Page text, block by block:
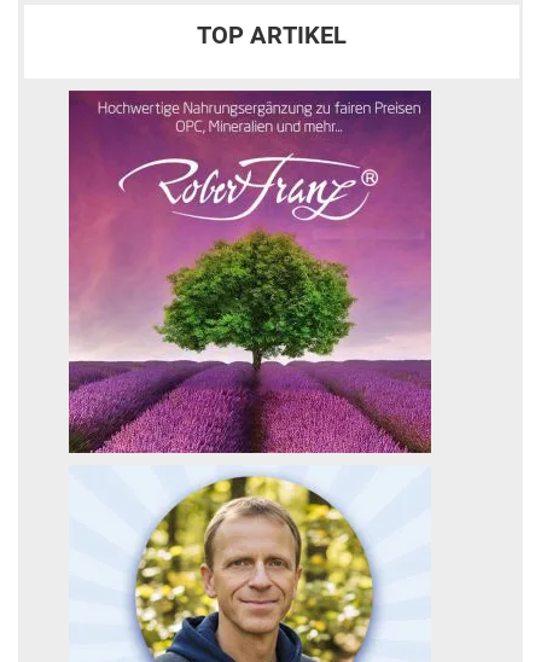
TOP ARTIKEL